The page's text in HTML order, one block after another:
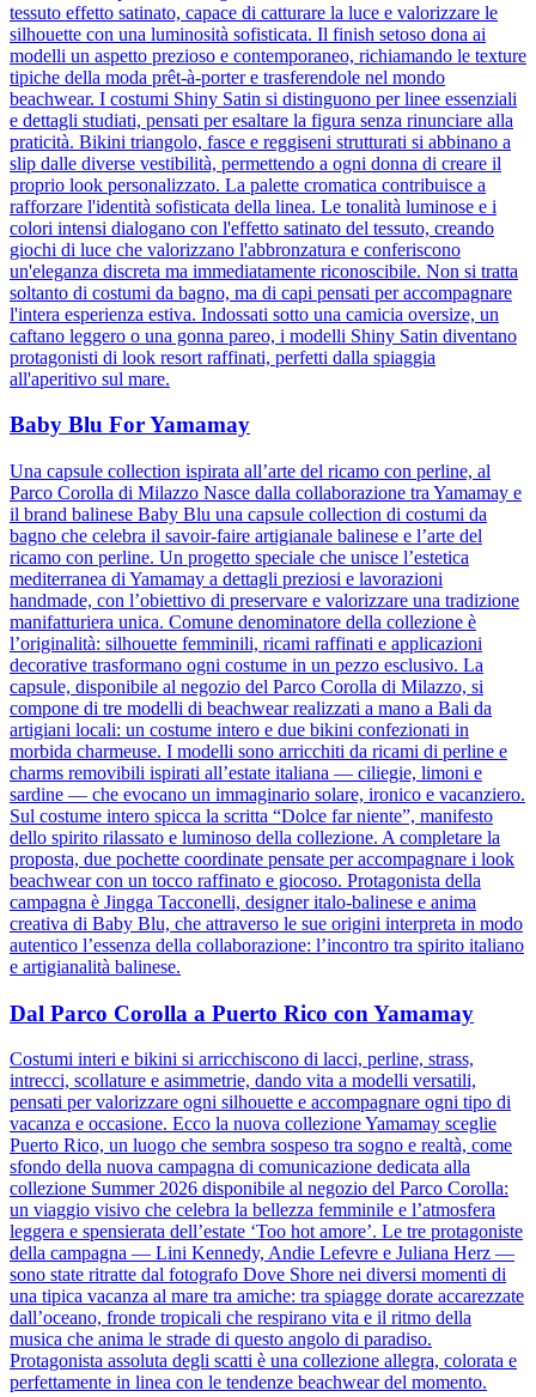
tessuto effetto satinato, capace di catturare la luce e valorizzare le
silhouette con una luminosità sofisticata. Il finish setoso dona ai
modelli un aspetto prezioso e contemporaneo, richiamando le texture
tipiche della moda prêt-à-porter e trasferendole nel mondo
beachwear. I costumi Shiny Satin si distinguono per linee essenziali
e dettagli studiati, pensati per esaltare la figura senza rinunciare alla
praticità. Bikini triangolo, fasce e reggiseni strutturati si abbinano a
slip dalle diverse vestibilità, permettendo a ogni donna di creare il
proprio look personalizzato. La palette cromatica contribuisce a
rafforzare l'identità sofisticata della linea. Le tonalità luminose e i
colori intensi dialogano con l'effetto satinato del tessuto, creando
giochi di luce che valorizzano l'abbronzatura e conferiscono
un'eleganza discreta ma immediatamente riconoscibile. Non si tratta
soltanto di costumi da bagno, ma di capi pensati per accompagnare
l'intera esperienza estiva. Indossati sotto una camicia oversize, un
caftano leggero o una gonna pareo, i modelli Shiny Satin diventano
protagonisti di look resort raffinati, perfetti dalla spiaggia
all'aperitivo sul mare.
Baby Blu For Yamamay
Una capsule collection ispirata all’arte del ricamo con perline, al
Parco Corolla di Milazzo Nasce dalla collaborazione tra Yamamay e
il brand balinese Baby Blu una capsule collection di costumi da
bagno che celebra il savoir-faire artigianale balinese e l’arte del
ricamo con perline. Un progetto speciale che unisce l’estetica
mediterranea di Yamamay a dettagli preziosi e lavorazioni
handmade, con l’obiettivo di preservare e valorizzare una tradizione
manifatturiera unica. Comune denominatore della collezione è
l’originalità: silhouette femminili, ricami raffinati e applicazioni
decorative trasformano ogni costume in un pezzo esclusivo. La
capsule, disponibile al negozio del Parco Corolla di Milazzo, si
compone di tre modelli di beachwear realizzati a mano a Bali da
artigiani locali: un costume intero e due bikini confezionati in
morbida charmeuse. I modelli sono arricchiti da ricami di perline e
charms removibili ispirati all’estate italiana — ciliegie, limoni e
sardine — che evocano un immaginario solare, ironico e vacanziero.
Sul costume intero spicca la scritta “Dolce far niente”, manifesto
dello spirito rilassato e luminoso della collezione. A completare la
proposta, due pochette coordinate pensate per accompagnare i look
beachwear con un tocco raffinato e giocoso. Protagonista della
campagna è Jingga Tacconelli, designer italo-balinese e anima
creativa di Baby Blu, che attraverso le sue origini interpreta in modo
autentico l’essenza della collaborazione: l’incontro tra spirito italiano
e artigianalità balinese.
Dal Parco Corolla a Puerto Rico con Yamamay
Costumi interi e bikini si arricchiscono di lacci, perline, strass,
intrecci, scollature e asimmetrie, dando vita a modelli versatili,
pensati per valorizzare ogni silhouette e accompagnare ogni tipo di
vacanza e occasione. Ecco la nuova collezione Yamamay sceglie
Puerto Rico, un luogo che sembra sospeso tra sogno e realtà, come
sfondo della nuova campagna di comunicazione dedicata alla
collezione Summer 2026 disponibile al negozio del Parco Corolla:
un viaggio visivo che celebra la bellezza femminile e l’atmosfera
leggera e spensierata dell’estate ‘Too hot amore’. Le tre protagoniste
della campagna — Lini Kennedy, Andie Lefevre e Juliana Herz —
sono state ritratte dal fotografo Dove Shore nei diversi momenti di
una tipica vacanza al mare tra amiche: tra spiagge dorate accarezzate
dall’oceano, fronde tropicali che respirano vita e il ritmo della
musica che anima le strade di questo angolo di paradiso.
Protagonista assoluta degli scatti è una collezione allegra, colorata e
perfettamente in linea con le tendenze beachwear del momento.